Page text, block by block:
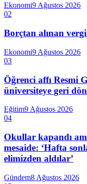
Ekonomi9 Ağustos 2026
02
Borçtan alınan
Ekonomi9 Ağustos 2026
03
Öğrenci affı Resmi
üniversiteye geri
Eğitim9 Ağustos 2026
04
Okullar kapandı
mesaide: ‘Hafta
elimizden aldılar’
Gündem8 Ağustos 2026